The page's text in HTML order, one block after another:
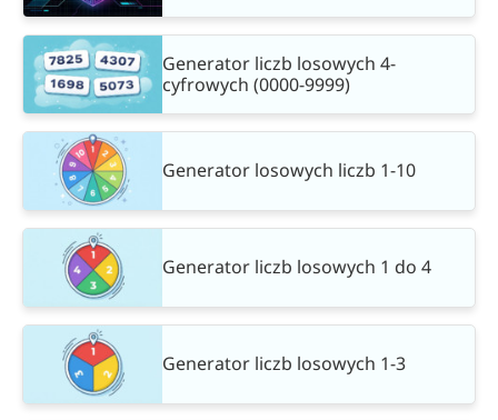
Generator liczb losowych 4-
cyfrowych (0000-9999)
Generator losowych liczb 1-10
Generator liczb losowych 1 do 4
Generator liczb losowych 1-3